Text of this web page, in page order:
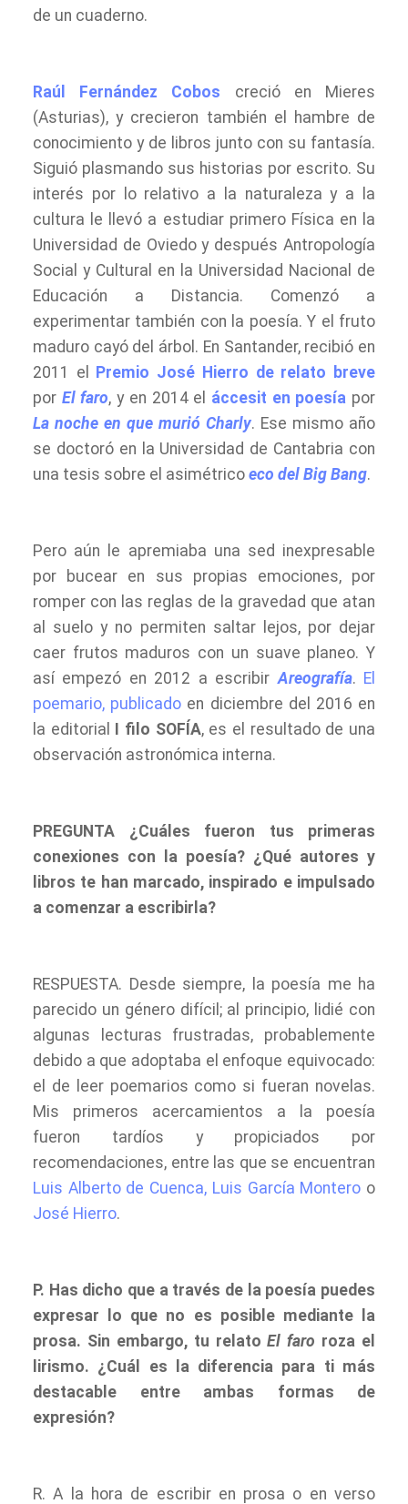
de un cuaderno.
Raúl Fernández Cobos creció en Mieres
(Asturias), y crecieron también el hambre de
conocimiento y de libros junto con su fantasía.
Siguió plasmando sus historias por escrito. Su
interés por lo relativo a la naturaleza y a la
cultura le llevó a estudiar primero Física en la
Universidad de Oviedo y después Antropología
Social y Cultural en la Universidad Nacional de
Educación a Distancia. Comenzó a
experimentar también con la poesía. Y el fruto
maduro cayó del árbol. En Santander, recibió en
2011 el
Premio José Hierro de relato breve
por El faro, y en 2014 el áccesit en poesía por
La noche en que murió Charly. Ese mismo año
se doctoró en la Universidad de Cantabria con
una tesis sobre el asimétrico eco del Big Bang.
Pero aún le apremiaba una sed inexpresable
por bucear en sus propias emociones, por
romper con las reglas de la gravedad que atan
al suelo y no permiten saltar lejos, por dejar
caer frutos maduros con un suave planeo. Y
así empezó en 2012 a escribirAreografía. El
poemario, publicado en diciembre del 2016 en
la editorial
I filo SOFÍA, es el resultado de una
observación astronómica interna.
PREGUNTA ¿Cuáles fueron tus primeras
conexiones con la poesía? ¿Qué autores y
libros te han marcado, inspirado e impulsado
a comenzar a escribirla?
RESPUESTA. Desde siempre, la poesía me ha
parecido un género difícil; al principio, lidié con
algunas lecturas frustradas, probablemente
debido a que adoptaba el enfoque equivocado:
el de leer poemarios como si fueran novelas.
Mis primeros acercamientos a la poesía
fueron tardíos y propiciados por
recomendaciones, entre las que se encuentran
Luis Alberto de Cuenca, Luis García Montero o
José Hierro.
P. Has dicho que a través de la poesía puedes
expresar lo que no es posible mediante la
prosa. Sin embargo, tu relatoEl faro roza el
lirismo. ¿Cuál es la diferencia para ti más
destacable entre ambas formas de
expresión?
R. A la hora de escribir en prosa o en verso